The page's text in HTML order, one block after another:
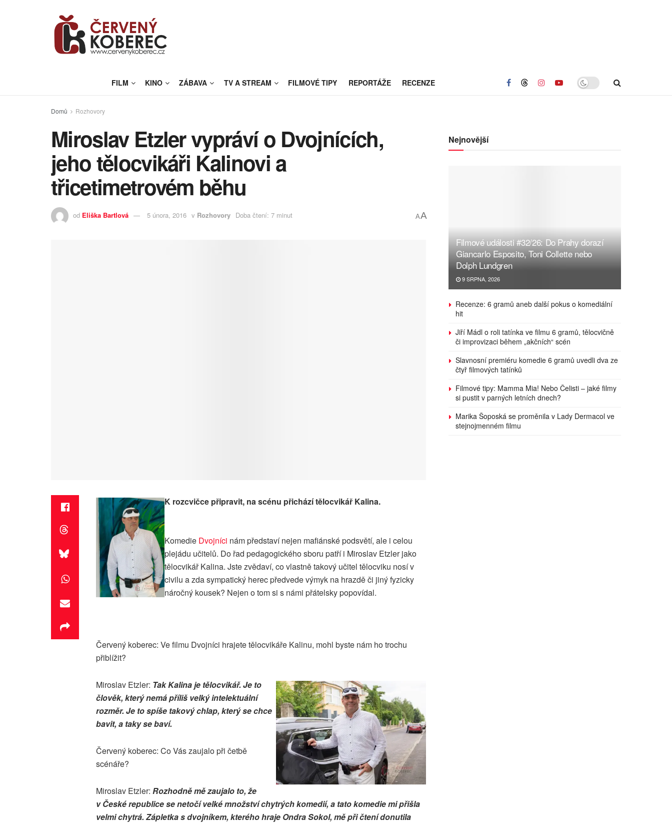
FILM KINO ZÁBAVA TV A STREAM FILMOVÉ TIPY REPORTÁŽE RECENZE
Domů Rozhovory
Miroslav Etzler vypráví o Dvojnících,
jeho tělocvikáři Kalinovi a
třicetimetrovém běhu
od Eliška Bartlová 5 února, 2016 v Rozhovory Doba čtení: 7 minut AA
K rozcvičce připravit, na scénu přichází tělocvikář Kalina.
Komedie Dvojníci nám představí nejen mafiánské podsvětí, ale i celou
plejádu učitelů. Do řad pedagogického sboru patří i Miroslav Etzler jako
tělocvikář Kalina. Jste zvědaví, co vlastně takový učitel tělocviku nosí v
civilu a zda sympatický herec předvede výmyk na hrazdě či jiný fyzicky
náročný kousek? Nejen o tom si s námi přátelsky popovídal.
Červený koberec: Ve filmu Dvojníci hrajete tělocvikáře Kalinu, mohl byste nám ho trochu
přiblížit?
Miroslav Etzler: Tak Kalina je tělocvikář. Je to
člověk, který nemá příliš velký intelektuální
rozměr. Je to spíše takový chlap, který se chce
bavit, a taky se baví.
Červený koberec: Co Vás zaujalo při četbě
scénáře?
Miroslav Etzler: Rozhodně mě zaujalo to, že
v České republice se netočí velké množství chytrých komedií, a tato komedie mi přišla
velmi chytrá. Zápletka s dvojníkem, kterého hraje Ondra Sokol, mě při čtení donutila
Nejnovější
Filmové události #32/26: Do Prahy dorazí
Giancarlo Esposito, Toni Collette nebo
Dolph Lundgren
9 SRPNA, 2026
Recenze: 6 gramů aneb další pokus o komediální
hit
Jiří Mádl o roli tatínka ve filmu 6 gramů, tělocvičně
či improvizaci během „akčních“ scén
Slavnosní premiéru komedie 6 gramů uvedli dva ze
čtyř filmových tatínků
Filmové tipy: Mamma Mia! Nebo Čelisti – jaké filmy
si pustit v parných letních dnech?
Marika Šoposká se proměnila v Lady Dermacol ve
stejnojmenném filmu